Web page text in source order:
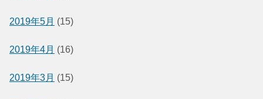
2019年5月 (15)
2019年4月 (16)
2019年3月 (15)